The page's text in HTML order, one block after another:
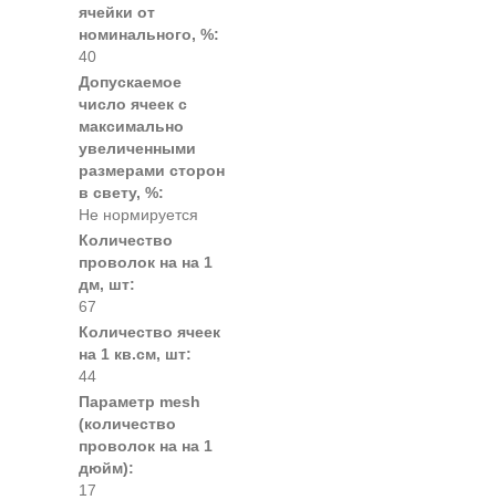
ячейки от
номинального, %:
40
Допускаемое
число ячеек с
максимально
увеличенными
размерами сторон
в свету, %:
Не нормируется
Количество
проволок на на 1
дм, шт:
67
Количество ячеек
на 1 кв.см, шт:
44
Параметр mesh
(количество
проволок на на 1
дюйм):
17